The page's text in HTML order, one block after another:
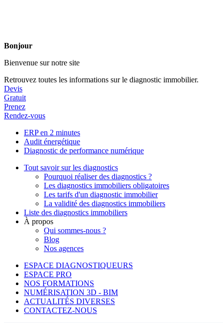
Bonjour
Bienvenue sur notre site
Retrouvez toutes les informations sur le diagnostic immobilier.
Devis
Gratuit
Prenez
Rendez-vous
ERP en 2 minutes
Audit énergétique
Diagnostic de performance numérique
Tout savoir sur les diagnostics
Pourquoi réaliser des diagnostics ?
Les diagnostics immobiliers obligatoires
Les tarifs d'un diagnostic immobilier
La validité des diagnostics immobiliers
Liste des diagnostics immobiliers
À propos
Qui sommes-nous ?
Blog
Nos agences
ESPACE DIAGNOSTIQUEURS
ESPACE PRO
NOS FORMATIONS
NUMÉRISATION 3D - BIM
ACTUALITÉS DIVERSES
CONTACTEZ-NOUS